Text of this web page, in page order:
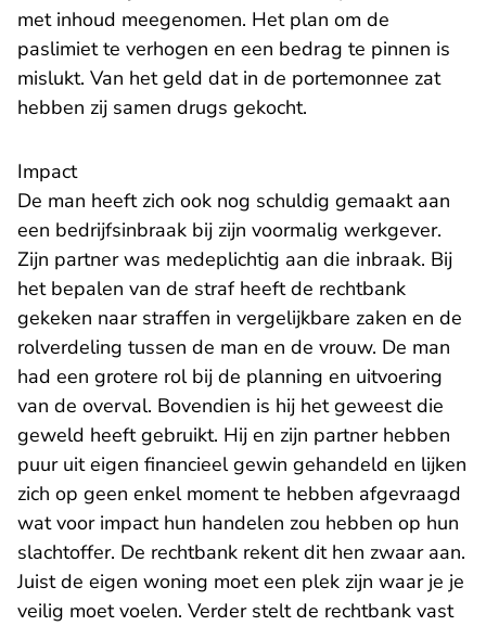
met inhoud meegenomen. Het plan om de
paslimiet te verhogen en een bedrag te pinnen is
mislukt. Van het geld dat in de portemonnee zat
hebben zij samen drugs gekocht.
Impact
De man heeft zich ook nog schuldig gemaakt aan
een bedrijfsinbraak bij zijn voormalig werkgever.
Zijn partner was medeplichtig aan die inbraak. Bij
het bepalen van de straf heeft de rechtbank
gekeken naar straffen in vergelijkbare zaken en de
rolverdeling tussen de man en de vrouw. De man
had een grotere rol bij de planning en uitvoering
van de overval. Bovendien is hij het geweest die
geweld heeft gebruikt. Hij en zijn partner hebben
puur uit eigen financieel gewin gehandeld en lijken
zich op geen enkel moment te hebben afgevraagd
wat voor impact hun handelen zou hebben op hun
slachtoffer. De rechtbank rekent dit hen zwaar aan.
Juist de eigen woning moet een plek zijn waar je je
veilig moet voelen. Verder stelt de rechtbank vast